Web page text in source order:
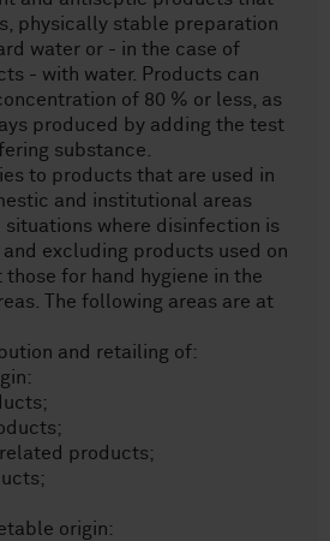
physically stable preparation
water or - in the case of
- with water. Products can
of 80 % or less, as
produced by adding the test
substance.
to products that are used in
and institutional areas
situations where disinfection is
excluding products used on
for hand hygiene in the
The following areas are at
and retailing of:
products;
origin: